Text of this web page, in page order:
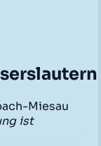
Miesau
ist